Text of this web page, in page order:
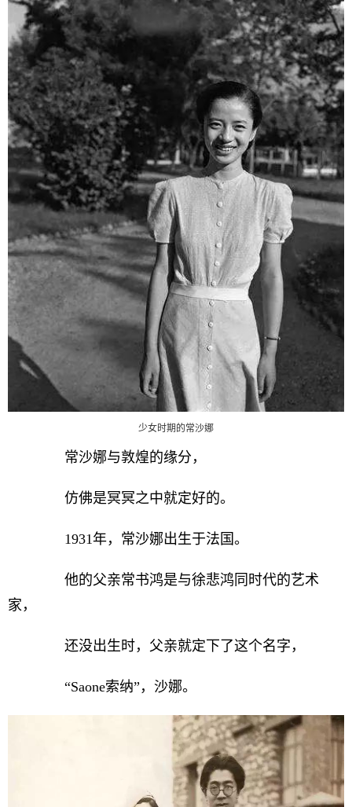
少女时期的常沙娜
常沙娜与敦煌的缘分，
仿佛是冥冥之中就定好的。
1931年，常沙娜出生于法国。
他的父亲常书鸿是与徐悲鸿同时代的艺术
家，
还没出生时，父亲就定下了这个名字，
“Saone索纳”，沙娜。